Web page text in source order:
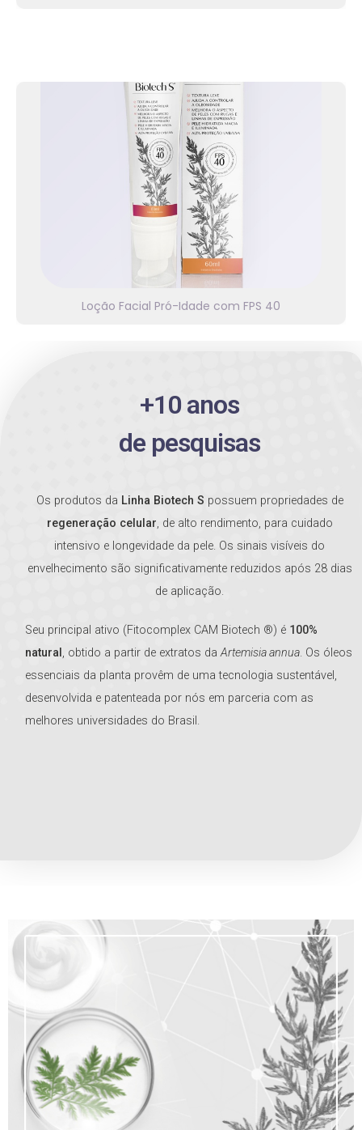
Loção Facial Pró-Idade com FPS 40
Linha Biotech S
Fácil aplicação. Proteção FPS 40. Para uma pele
com mais viço e luminosidade, mais macia e
hidratada – e com a oleosidade controlada.
Confira!
+10 anos
de pesquisas
Os produtos da Linha Biotech S possuem propriedades de
regeneração celular, de alto rendimento, para cuidado
intensivo e longevidade da pele. Os sinais visíveis do
envelhecimento são significativamente reduzidos após 28 dias
de aplicação.
Seu principal ativo (Fitocomplex CAM Biotech ®) é 100%
natural , obtido a partir de extratos daArtemisia annua. Os óleos
essenciais da planta provêm de uma tecnologia sustentável,
desenvolvida e patenteada por nós em parceria com as
melhores universidades do Brasil.